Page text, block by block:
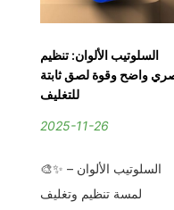
السلوتيب الألوان: تنظيم
واضح وقوة لصق ثابتة
للتغليف
2025-11-26
🎨✨ السلوتيب الألوان –
لمسة تنظيم وتغليف